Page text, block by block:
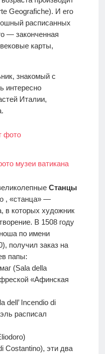
Geografiche). И его
расписанных
— законченная
карты,
знакомый с
интересно
Италии,
Станцы
, «станца» —
в которых художник
В 1508 году
по имени
получил заказ на
папы:
(Sala della
«Афинская
dell’ Incendio di
расписал
Costantino), эти два